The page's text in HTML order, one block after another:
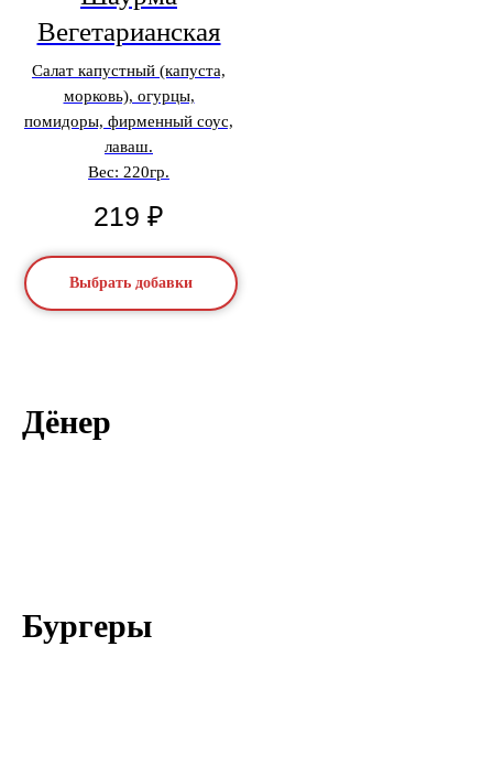
Вегетарианская
Салат капустный (капуста,
морковь), огурцы,
помидоры, фирменный соус,
лаваш.
Вес: 220гр.
219 ₽
Выбрать добавки
Дёнер
Бургеры